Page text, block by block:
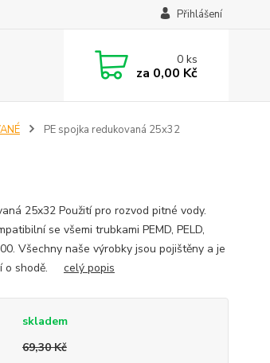
Přihlášení
0ks
za 0,00 Kč
PE spojka redukovaná 25x32
25x32 Použití pro rozvod pitné vody.
se všemi trubkami PEMD, PELD,
Všechny naše výrobky jsou pojištěny a je
o shodě. celý popis
skladem
69,30 Kč